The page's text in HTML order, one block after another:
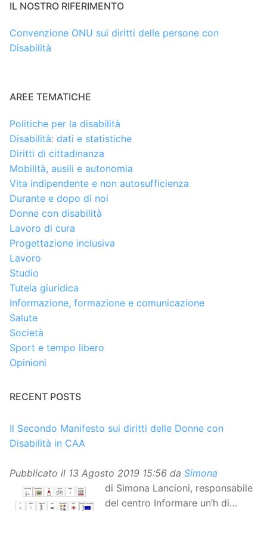
IL NOSTRO RIFERIMENTO
Convenzione ONU sui diritti delle persone con
Disabilità
AREE TEMATICHE
Politiche per la disabilità
Disabilità: dati e statistiche
Diritti di cittadinanza
Mobilità, ausili e autonomia
Vita indipendente e non autosufficienza
Durante e dopo di noi
Donne con disabilità
Lavoro di cura
Progettazione inclusiva
Lavoro
Studio
Tutela giuridica
Informazione, formazione e comunicazione
Salute
Società
Sport e tempo libero
Opinioni
RECENT POSTS
Il Secondo Manifesto sui diritti delle Donne con
Disabilità in CAA
Pubblicato il 13 Agosto 2019 15:56 da Simona
di Simona Lancioni, responsabile
del centro Informare un’h di